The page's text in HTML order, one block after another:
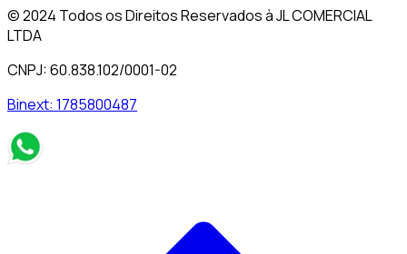
© 2024 Todos os Direitos Reservados à JL COMERCIAL
LTDA
CNPJ: 60.838.102/0001-02
Binext: 1785800487